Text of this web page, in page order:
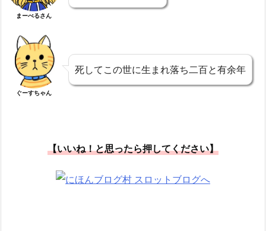
まーべるさん
ぐーすちゃん
死してこの世に生まれ落ち二百と有余年
【いいね！と思ったら押してください】